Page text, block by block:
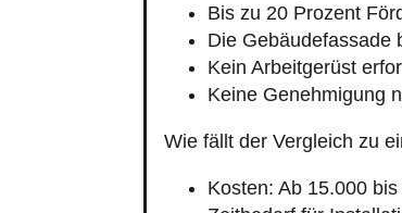
Bis zu 20 Prozent
Die Gebäudefassade
Kein Arbeitgerüst
Keine Genehmigung
Wie fällt der Vergleich zu
Kosten: Ab 15.000